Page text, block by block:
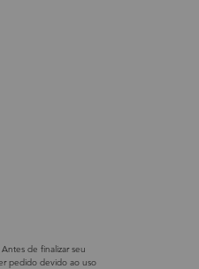
de finalizar seu
pedido devido ao uso